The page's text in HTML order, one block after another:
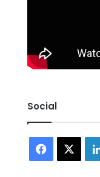
Social
Facebook